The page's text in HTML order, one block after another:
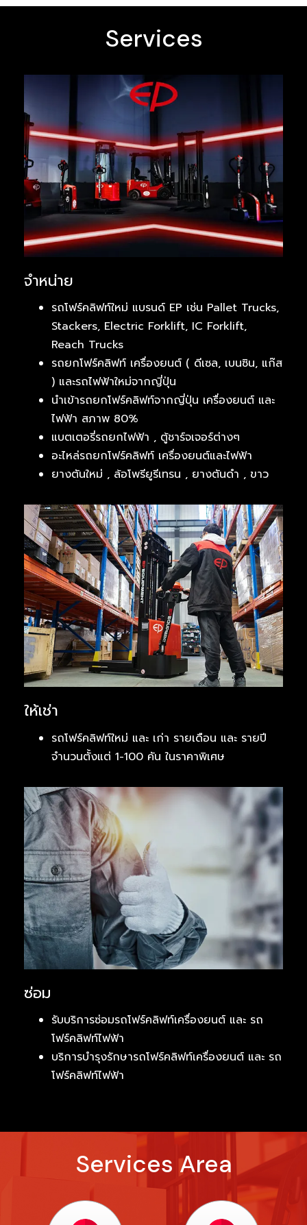
Services
จำหน่าย
รถโฟร์คลิฟท์ใหม่ แบรนด์ EP เช่น Pallet Trucks,
Stackers, Electric Forklift, IC Forklift,
Reach Trucks
รถยกโฟร์คลิฟท์ เครื่องยนต์ ( ดีเซล, เบนซิน, แก๊ส
) และรถไฟฟ้าใหม่จากญี่ปุ่น
นำเข้ารถยกโฟร์คลิฟท์จากญี่ปุ่น เครื่องยนต์ และ
ไฟฟ้า สภาพ 80%
แบตเตอรี่รถยกไฟฟ้า , ตู้ชาร์จเจอร์ต่างๆ
อะไหล่รถยกโฟร์คลิฟท์ เครื่องยนต์และไฟฟ้า
ยางตันใหม่ , ล้อโพรียูรีเทรน , ยางตันดำ , ขาว
ให้เช่า
รถโฟร์คลิฟท์ใหม่ และ เก่า รายเดือน และ รายปี
จำนวนตั้งแต่ 1-100 คัน ในราคาพิเศษ
ซ่อม
รับบริการซ่อมรถโฟร์คลิฟท์เครื่องยนต์ และ รถ
โฟร์คลิฟท์ไฟฟ้า
บริการบำรุงรักษารถโฟร์คลิฟท์เครื่องยนต์ และ รถ
โฟร์คลิฟท์ไฟฟ้า
Services Area